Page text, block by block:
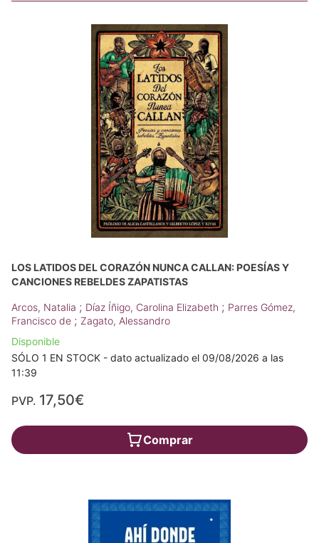
LOS LATIDOS DEL CORAZÓN NUNCA CALLAN: POESÍAS Y
CANCIONES REBELDES ZAPATISTAS
Arcos, Natalia ; Díaz Íñigo, Carolina Elizabeth ; Parres Gómez,
Francisco de ; Zagato, Alessandro
Disponible
SÓLO 1 EN STOCK - dato actualizado el 09/08/2026 a las
11:39
PVP. 17,50€
Comprar